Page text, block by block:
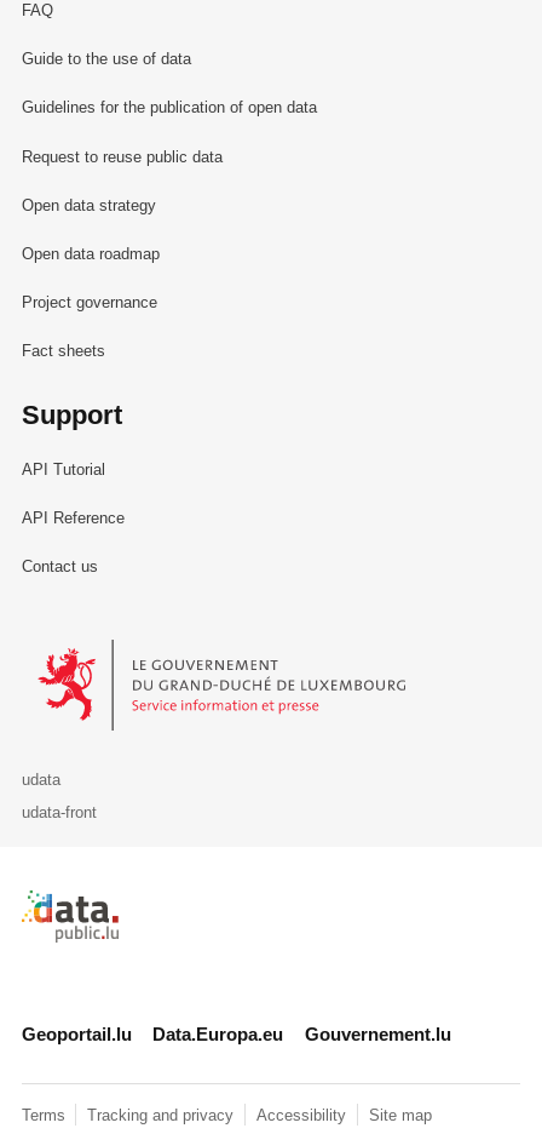
FAQ
Guide to the use of data
Guidelines for the publication of open data
Request to reuse public data
Open data strategy
Open data roadmap
Project governance
Fact sheets
Support
API Tutorial
API Reference
Contact us
Le Gouvernement du Grand-Duché de Luxembourg - Service
udata
udata-front
Retour à l'accueil de data.public.lu
Geoportail.lu Data.Europa.eu Gouvernement.lu
Terms Tracking and privacy Accessibility Site map